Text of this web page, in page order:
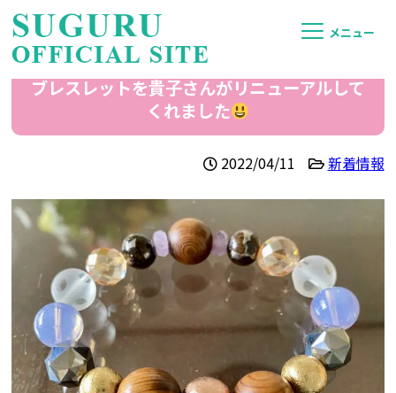
メニュー
ブレスレットを貴子さんがリニューアルして
くれました
2022/04/11 新着情報